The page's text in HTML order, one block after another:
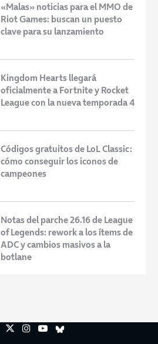
«Malas» noticias para el MMO de
Riot Games: buscan un puesto
clave para su lanzamiento
Kingdom Hearts llegará
oficialmente a Fortnite y Rocket
League con la nueva temporada 4
Códigos gratuitos de LoL Classic:
cómo conseguir los iconos de
campeones
Notas del parche 26.16 de League
of Legends: rework a los ítems de
ADC y cambios masivos a la
botlane